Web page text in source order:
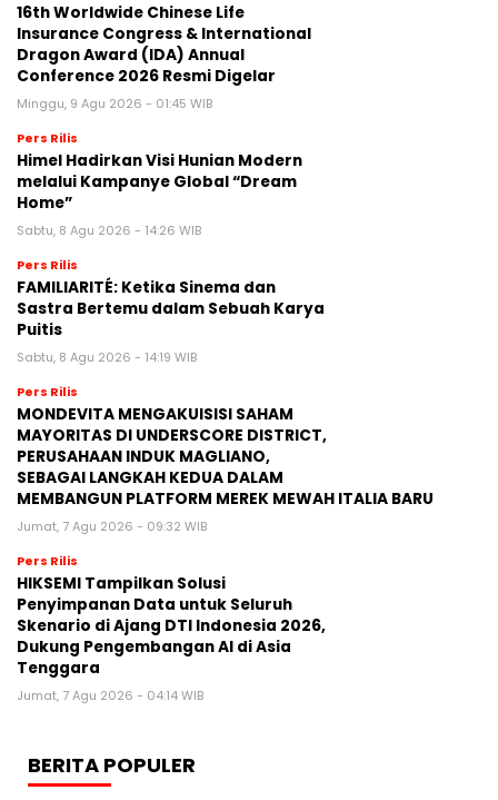
16th Worldwide Chinese Life
Insurance Congress & International
Dragon Award (IDA) Annual
Conference 2026 Resmi Digelar
Minggu, 9 Agu 2026 - 01:45 WIB
Pers Rilis
Himel Hadirkan Visi Hunian Modern
melalui Kampanye Global “Dream
Home”
Sabtu, 8 Agu 2026 - 14:26 WIB
Pers Rilis
FAMILIARITÉ: Ketika Sinema dan
Sastra Bertemu dalam Sebuah Karya
Puitis
Sabtu, 8 Agu 2026 - 14:19 WIB
Pers Rilis
MONDEVITA MENGAKUISISI SAHAM
MAYORITAS DI UNDERSCORE DISTRICT,
PERUSAHAAN INDUK MAGLIANO,
SEBAGAI LANGKAH KEDUA DALAM
MEMBANGUN PLATFORM MEREK MEWAH ITALIA BARU
Jumat, 7 Agu 2026 - 09:32 WIB
Pers Rilis
HIKSEMI Tampilkan Solusi
Penyimpanan Data untuk Seluruh
Skenario di Ajang DTI Indonesia 2026,
Dukung Pengembangan AI di Asia
Tenggara
Jumat, 7 Agu 2026 - 04:14 WIB
BERITA POPULER